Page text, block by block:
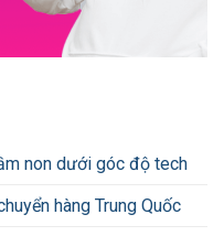
non dưới góc độ tech
hàng Trung Quốc